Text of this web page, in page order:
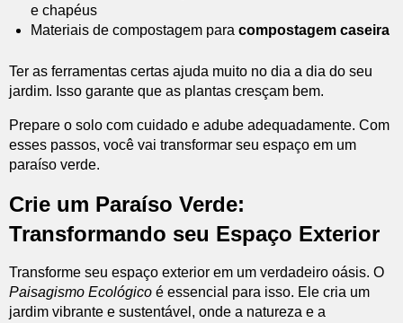
e chapéus
Materiais de compostagem para compostagem caseira
Ter as ferramentas certas ajuda muito no dia a dia do seu
jardim. Isso garante que as plantas cresçam bem.
Prepare o solo com cuidado e adube adequadamente. Com
esses passos, você vai transformar seu espaço em um
paraíso verde.
Crie um Paraíso Verde:
Transformando seu Espaço Exterior
Transforme seu espaço exterior em um verdadeiro oásis. O
Paisagismo Ecológico é essencial para isso. Ele cria um
jardim vibrante e sustentável, onde a natureza e a